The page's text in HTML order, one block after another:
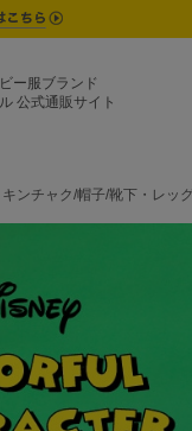
ー服ブランド
公式通販サイト
ンチャク/帽子/靴下・レッ